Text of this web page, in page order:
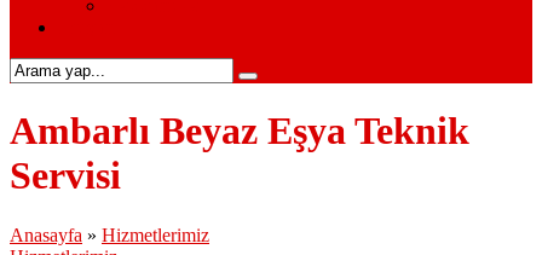
Ambarlı Beyaz Eşya Teknik
Servisi
Anasayfa » Hizmetlerimiz